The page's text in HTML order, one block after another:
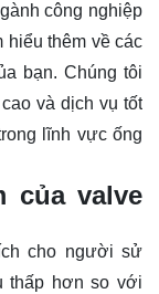
công nghiệp
thêm về các
bạn. Chúng tôi
và dịch vụ tốt
lĩnh vực ống
của valve
cho người sử
thấp hơn so với